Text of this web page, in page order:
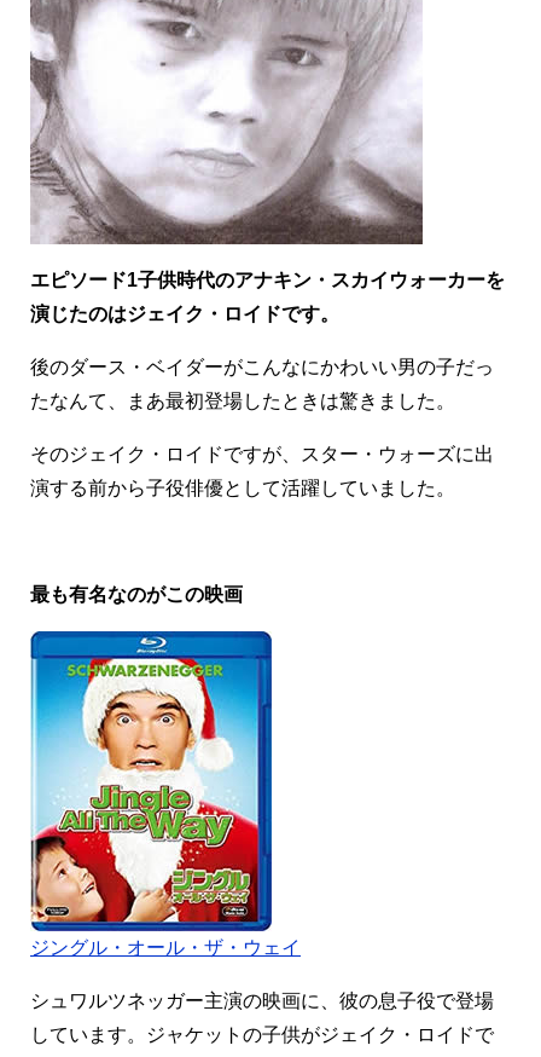
エピソード1子供時代のアナキン・スカイウォーカーを
演じたのはジェイク・ロイドです。
後のダース・ベイダーがこんなにかわいい男の子だっ
たなんて、まあ最初登場したときは驚きました。
そのジェイク・ロイドですが、スター・ウォーズに出
演する前から子役俳優として活躍していました。
最も有名なのがこの映画
ジングル・オール・ザ・ウェイ
シュワルツネッガー主演の映画に、彼の息子役で登場
しています。ジャケットの子供がジェイク・ロイドで